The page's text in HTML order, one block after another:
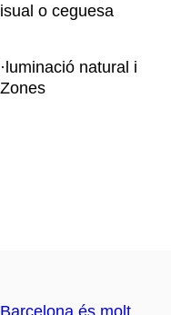
o ceguesa
natural i